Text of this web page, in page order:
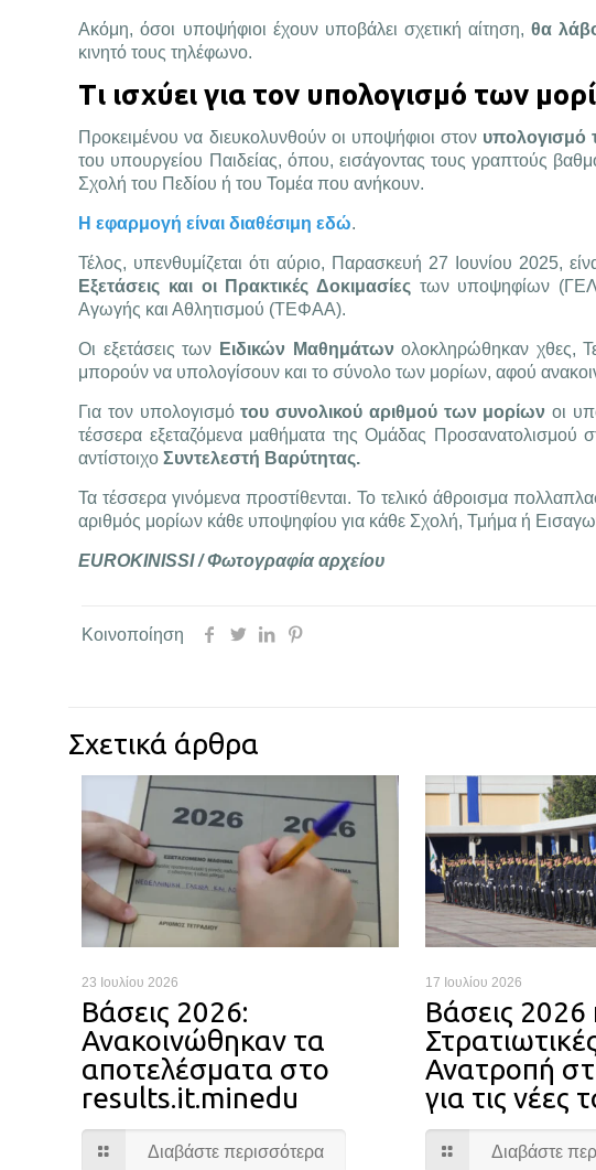
Ακόμη, όσοι υποψήφιοι έχουν υποβάλει σχετική αίτηση,θα
κινητό τους τηλέφωνο.
Τι ισχύει για τον υπολογισμό των
Προκειμένου να διευκολυνθούν οι υποψήφιοι στον υπολογισμό
του υπουργείου Παιδείας, όπου, εισάγοντας τους γραπτούς
Σχολή του Πεδίου ή του Τομέα που ανήκουν.
Η εφαρμογή είναι διαθέσιμη εδώ.
Τέλος, υπενθυμίζεται ότι αύριο, Παρασκευή 27 Ιουνίου 2025,
Εξετάσεις και οι Πρακτικές Δοκιμασίες των υποψηφίων (ΓΕΛ
Αγωγής και Αθλητισμού (ΤΕΦΑΑ).
Οι εξετάσεις των Ειδικών Μαθημάτων ολοκληρώθηκαν χθες,
μπορούν να υπολογίσουν και το σύνολο των μορίων, αφού
Για τον υπολογισμότου συνολικού αριθμού των μορίων οι
τέσσερα εξεταζόμενα μαθήματα της Ομάδας Προσανατολισμού
αντίστοιχο Συντελεστή Βαρύτητας.
Τα τέσσερα γινόμενα προστίθενται. Το τελικό άθροισμα
αριθμός μορίων κάθε υποψηφίου για κάθε Σχολή, Τμήμα ή
EUROKINISSI / Φωτογραφία αρχείου
Κοινοποίηση
Σχετικά άρθρα
23 Ιουλίου 2026
Βάσεις 2026:
Ανακοινώθηκαν τα
αποτελέσματα στο
results.it.minedu
Διαβάστε περισσότερα
17 Ιουλίου 2026
Βάσεις 2026
Ανατροπή
για τις νέες
Διαβάστε